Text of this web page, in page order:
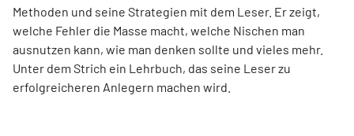
Methoden und seine Strategien mit dem Leser. Er zeigt,
welche Fehler die Masse macht, welche Nischen man
ausnutzen kann, wie man denken sollte und vieles mehr.
Unter dem Strich ein Lehrbuch, das seine Leser zu
erfolgreicheren Anlegern machen wird.